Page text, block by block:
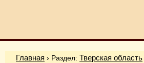
Главная › Раздел: Тверская область